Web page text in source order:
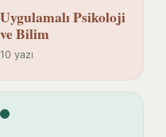
Uygulamalı Psikoloji
ve Bilim
10 yazı